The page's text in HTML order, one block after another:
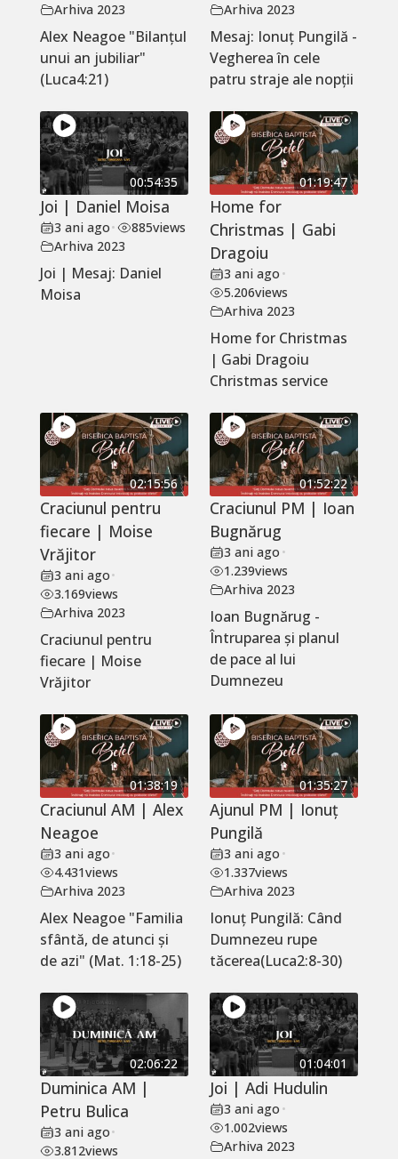
Arhiva 2023
Alex Neagoe "Bilanțul
unui an jubiliar"
(Luca4:21)
Arhiva 2023
Mesaj: Ionuț Pungilă -
Vegherea în cele
patru straje ale nopții
00:54:35
Joi | Daniel Moisa
3 ani ago• 885views
Arhiva 2023
Joi | Mesaj: Daniel
Moisa
01:19:47
Home for
Christmas | Gabi
Dragoiu
3 ani ago •
5.206views
Arhiva 2023
Home for Christmas
| Gabi Dragoiu
Christmas service
02:15:56
Craciunul pentru
fiecare | Moise
Vrăjitor
3 ani ago•
3.169views
Arhiva 2023
Craciunul pentru
fiecare | Moise
Vrăjitor
01:52:22
Craciunul PM | Ioan
Bugnărug
3 ani ago •
1.239views
Arhiva 2023
Ioan Bugnărug -
Întruparea și planul
de pace al lui
Dumnezeu
01:38:19
Craciunul AM | Alex
Neagoe
3 ani ago•
4.431views
Arhiva 2023
Alex Neagoe "Familia
sfântă, de atunci și
de azi" (Mat. 1:18-25)
01:35:27
Ajunul PM | Ionuț
Pungilă
3 ani ago •
1.337views
Arhiva 2023
Ionuț Pungilă: Când
Dumnezeu rupe
tăcerea(Luca2:8-30)
02:06:22
Duminica AM |
Petru Bulica
3 ani ago•
3.812views
01:04:01
Joi | Adi Hudulin
3 ani ago •
1.002views
Arhiva 2023